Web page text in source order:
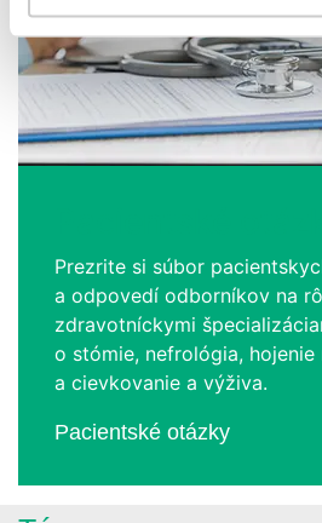
Prezrite si súbor
a odpovedí odborníkov na
zdravotníckymi
o stómie, nefrológia, hojenie
a cievkovanie a výživa.
Pacientské otázky